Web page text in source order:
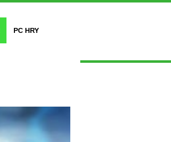
PC HRY